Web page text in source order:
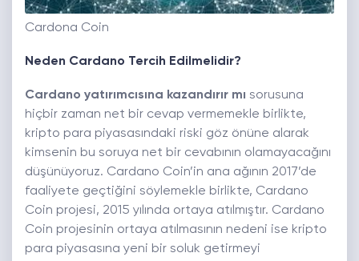
Cardona Coin
Neden Cardano Tercih Edilmelidir?
Cardano yatırımcısına kazandırır mı sorusuna
hiçbir zaman net bir cevap vermemekle birlikte,
kripto para piyasasındaki riski göz önüne alarak
kimsenin bu soruya net bir cevabının olamayacağını
düşünüyoruz. Cardano Coin’in ana ağının 2017’de
faaliyete geçtiğini söylemekle birlikte, Cardano
Coin projesi, 2015 yılında ortaya atılmıştır. Cardano
Coin projesinin ortaya atılmasının nedeni ise kripto
para piyasasına yeni bir soluk getirmeyi